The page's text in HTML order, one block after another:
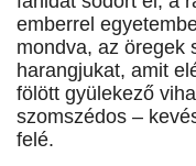
emberrel
mondva, az öregek
harangjukat, amit
fölött gyülekező
szomszédos –
felé.